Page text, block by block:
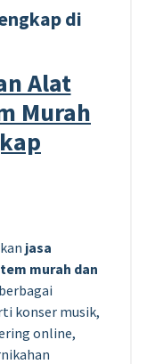
di
Alat
Murah
jasa
murah dan
konser musik,
online,